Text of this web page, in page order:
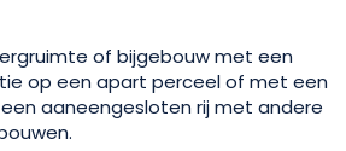
of bijgebouw met een
op een apart perceel of met een
aaneengesloten rij met andere